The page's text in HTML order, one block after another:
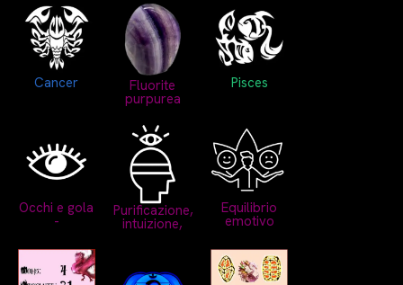
Cancer Fluorite
purpurea
Pisces
Occhi e gola
-
Purificazione,
intuizione,
Equilibrio
emotivo